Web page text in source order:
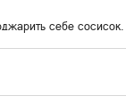
себе сосисок.